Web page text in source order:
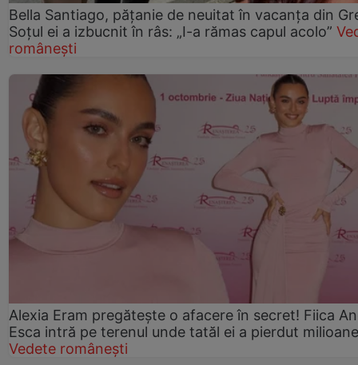
Bella Santiago, pățanie de neuitat în vacanța din
Soțul ei a izbucnit în râs: „I-a rămas capul acolo”
românești
Alexia Eram pregătește o afacere în secret! Fiica
Esca intră pe terenul unde tatăl ei a pierdut milioane
Vedete românești